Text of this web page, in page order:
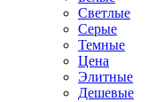
Светлые
Серые
Темные
Цена
Элитные
Дешевые